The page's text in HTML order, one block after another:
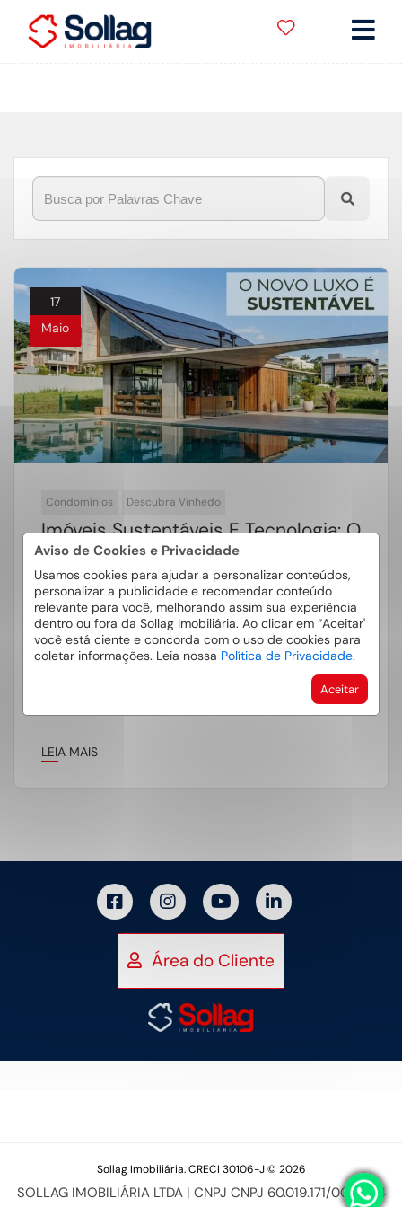
Início»Blog»valoriza um imóvel em Vinhedo
Aviso de Cookies e Privacidade
Usamos cookies para ajudar a personalizar conteúdos,
personalizar a publicidade e recomendar conteúdo
relevante para você, melhorando assim sua experiência
dentro ou fora da Sollag Imobiliária. Ao clicar em “Aceitar'
você está ciente e concorda com o uso de cookies para
coletar informações. Leia nossa Política de Privacidade.
Aceitar
17
Maio
Condomínios Descubra Vinhedo
Imóveis Sustentáveis E Tecnologia: O
Que Mais Valoriza Um Imóvel Em
Vinhedo Hoje?
O mercado imobiliário brasileiro, com especial
ênfase no estado de São Paulo, vivencia uma
transformação profunda sem precedentes.
LEIA MAIS
Área do Cliente
Sollag Imobiliária. CRECI 30106-J © 2026
SOLLAG IMOBILIÁRIA LTDA | CNPJ CNPJ 60.019.171/0001-94